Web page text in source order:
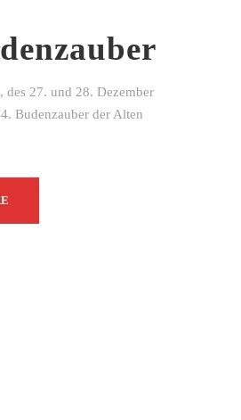
des 27. und 28. Dezember
Budenzauber der Alten